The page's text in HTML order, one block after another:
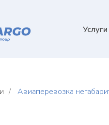
Услуги
/ Авиаперевозка